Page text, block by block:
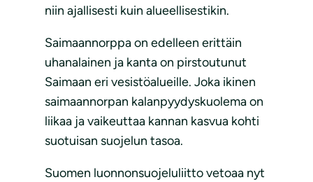
niin ajallisesti kuin alueellisestikin.
Saimaannorppa on edelleen erittäin
uhanalainen ja kanta on pirstoutunut
Saimaan eri vesistöalueille. Joka ikinen
saimaannorpan kalanpyydyskuolema on
liikaa ja vaikeuttaa kannan kasvua kohti
suotuisan suojelun tasoa.
Suomen luonnonsuojeluliitto vetoaa nyt